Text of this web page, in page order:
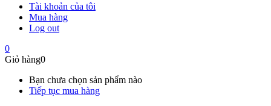
Tài khoản của tôi
Mua hàng
Log out
0
Giỏ hàng0
Bạn chưa chọn sản phẩm nào
Tiếp tục mua hàng